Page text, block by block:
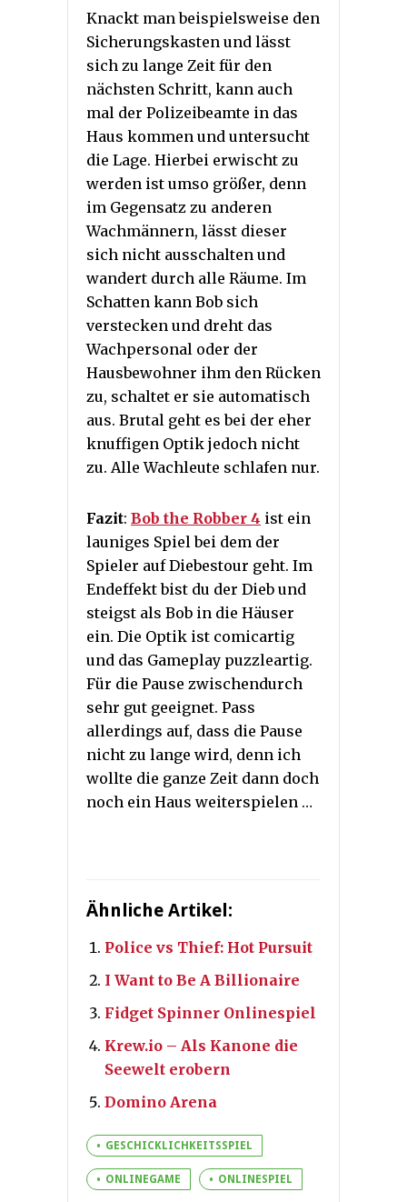
Knackt man beispielsweise den
Sicherungskasten und lässt
sich zu lange Zeit für den
nächsten Schritt, kann auch
mal der Polizeibeamte in das
Haus kommen und untersucht
die Lage. Hierbei erwischt zu
werden ist umso größer, denn
im Gegensatz zu anderen
Wachmännern, lässt dieser
sich nicht ausschalten und
wandert durch alle Räume. Im
Schatten kann Bob sich
verstecken und dreht das
Wachpersonal oder der
Hausbewohner ihm den Rücken
zu, schaltet er sie automatisch
aus. Brutal geht es bei der eher
knuffigen Optik jedoch nicht
zu. Alle Wachleute schlafen nur.
Fazit: Bob the Robber 4 ist ein
launiges Spiel bei dem der
Spieler auf Diebestour geht. Im
Endeffekt bist du der Dieb und
steigst als Bob in die Häuser
ein. Die Optik ist comicartig
und das Gameplay puzzleartig.
Für die Pause zwischendurch
sehr gut geeignet. Pass
allerdings auf, dass die Pause
nicht zu lange wird, denn ich
wollte die ganze Zeit dann doch
noch ein Haus weiterspielen …
Ähnliche Artikel:
Police vs Thief: Hot Pursuit
I Want to Be A Billionaire
Fidget Spinner Onlinespiel
Krew.io – Als Kanone die
Seewelt erobern
Domino Arena
GESCHICKLICHKEITSSPIEL
ONLINEGAME ONLINESPIEL